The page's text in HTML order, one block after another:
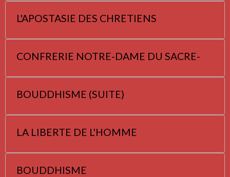
L'APOSTASIE DES CHRETIENS
CONFRERIE NOTRE-DAME DU SACRE-
BOUDDHISME (SUITE)
LA LIBERTE DE L'HOMME
BOUDDHISME